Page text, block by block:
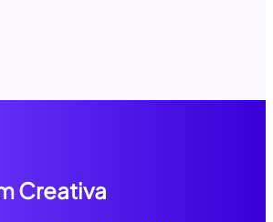
Creativa